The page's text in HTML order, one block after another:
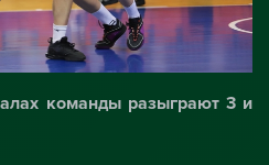
команды разыграют 3 и